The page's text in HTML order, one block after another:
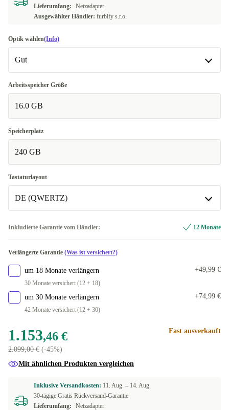
Lieferumfang:
Netzadapter
Ausgewählter Händler: furbify s.r.o.
Optik wählen(Info)
Gut
Gut
Sehr gut
Exzellent
Arbeitsspeicher Größe
16.0 GB
Speicherplatz
240 GB
Tastaturlayout
DE (QWERTZ)
Inkludierte Garantie vom Händler: 12 Monate
Verlängerte Garantie (Was ist versichert?)
um 18 Monate verlängern
30 Monate versichert (12 + 18)
+49,99 €
um 30 Monate verlängern
42 Monate versichert (12 + 30)
+74,99 €
1.153,46 €
2.099,00 € (-45%)
Fast ausverkauft
Mit ähnlichen Produkten vergleichen
Inklusive Versandkosten: 11. Aug. – 14. Aug.
30-tägige Gratis Rückversand-Garantie
Lieferumfang:
Netzadapter